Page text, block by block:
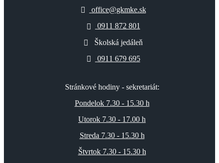
office@gkmke.sk
0911 872 801
Školská jedáleň
0911 679 695
Stránkové hodiny - sekretariát:
Pondelok 7.30 - 15.30 h
Utorok 7.30 - 17.00 h
Streda 7.30 - 15.30 h
Štvrtok 7.30 - 15.30 h